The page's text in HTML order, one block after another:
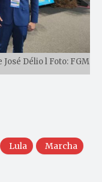
Délio l Foto: FGM
Lula
Marcha